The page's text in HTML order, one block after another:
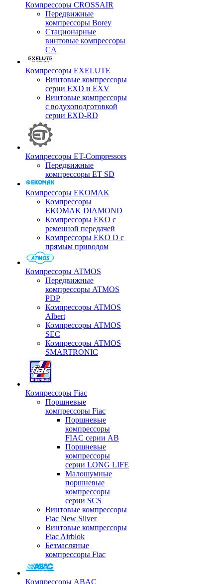
Компрессоры CROSSAIR
Передвижные
компрессоры Borey
Стационарные
винтовые компрессоры
CA
Компрессоры EXELUTE
Винтовые компрессоры
серии EXD и EXV
Винтовые компрессоры
с водухоподготовкой
серии EXD-RD
Компрессоры ET-Compressors
Передвижные
компрессоры ET SD
Компрессоры EKOMAK
Компрессоры
EKOMAK DIAMOND
Компрессоры EKO c
ременной передачей
Компрессоры EKO D с
прямым приводом
Компрессоры ATMOS
Передвижные
компрессоры ATMOS
PDP
Компрессоры ATMOS
Albert
Компрессоры ATMOS
SEC
Компрессоры ATMOS
SMARTRONIC
Компрессоры Fiac
Поршневые
компрессоры Fiac
Поршневые
компрессоры
FIAC серии AB
Поршневые
компрессоры
серии LONG LIFE
Малошумные
поршневые
компрессоры
серии SCS
Винтовые компрессоры
Fiac New Silver
Винтовые компрессоры
Fiac Airblok
Безмасляные
компрессоры Fiac
Компрессоры ABAC